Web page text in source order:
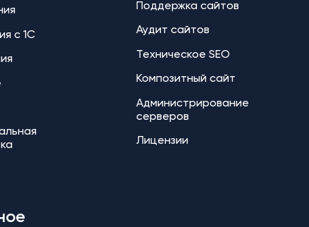
с 1С
Поддержка сайтов
Аудит сайтов
Техническое SEO
Композитный сайт
Администрирование
серверов
Лицензии